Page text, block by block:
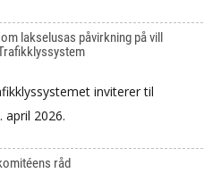
lakselusas påvirkning på vill
inviterer til
april 2026.
råd